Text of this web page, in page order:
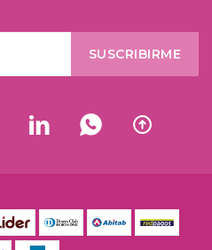
SUSCRIBIRME
  